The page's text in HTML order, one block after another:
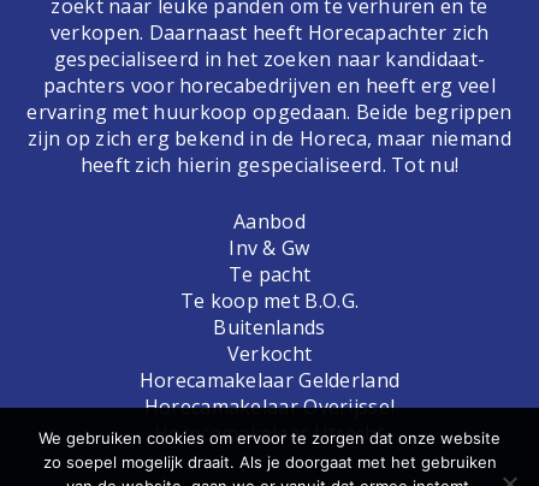
zoekt naar leuke panden om te verhuren en te
verkopen. Daarnaast heeft Horecapachter zich
gespecialiseerd in het zoeken naar kandidaat-
pachters voor horecabedrijven en heeft erg veel
ervaring met huurkoop opgedaan. Beide begrippen
zijn op zich erg bekend in de Horeca, maar niemand
heeft zich hierin gespecialiseerd. Tot nu!
Aanbod
Inv & Gw
Te pacht
Te koop met B.O.G.
Buitenlands
Verkocht
Horecamakelaar Gelderland
Horecamakelaar Overijssel
Horecamakelaar Utrecht
We gebruiken cookies om ervoor te zorgen dat onze website
zo soepel mogelijk draait. Als je doorgaat met het gebruiken